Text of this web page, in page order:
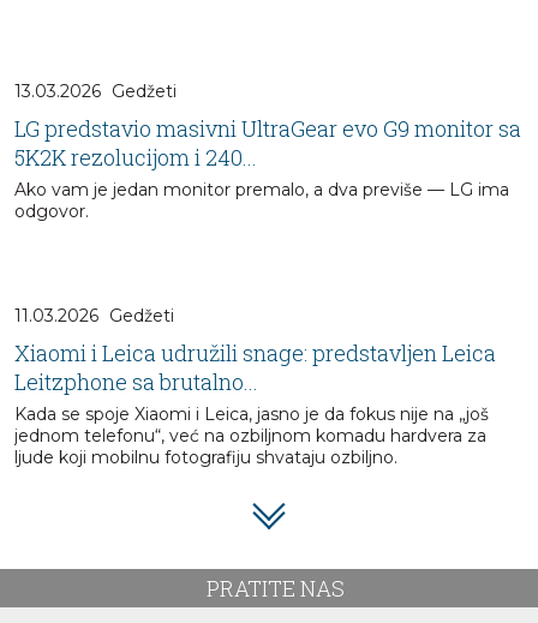
13.03.2026 Gedžeti
LG predstavio masivni UltraGear evo G9 monitor sa
5K2K rezolucijom i 240...
Ako vam je jedan monitor premalo, a dva previše — LG ima
odgovor.
11.03.2026 Gedžeti
Xiaomi i Leica udružili snage: predstavljen Leica
Leitzphone sa brutalno...
Kada se spoje Xiaomi i Leica, jasno je da fokus nije na „još
jednom telefonu“, već na ozbiljnom komadu hardvera za
ljude koji mobilnu fotografiju shvataju ozbiljno.
PRATITE NAS